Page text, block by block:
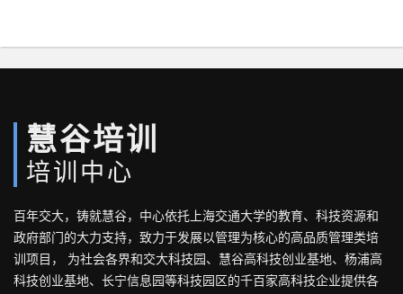
慧谷培训
培训中心
百年交大，铸就慧谷，中心依托上海交通大学的教育、科技资源和
政府部门的大力支持，致力于发展以管理为核心的高品质管理类培
训项目， 为社会各界和交大科技园、慧谷高科技创业基地、杨浦高
科技创业基地、长宁信息园等科技园区的千百家高科技企业提供各